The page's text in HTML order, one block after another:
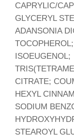
CAPRYLIC/
GLYCERYL
ADANSONIA
ISOEUGENOL;
CITRATE;
HEXYL
SODIUM
STEAROYL